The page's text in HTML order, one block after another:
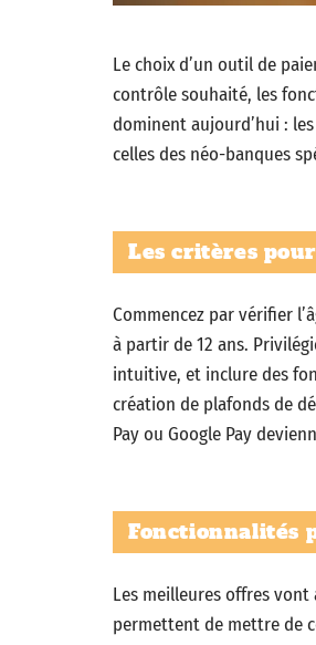
Le choix d’un outil de
contrôle souhaité, les
dominent aujourd’hui :
celles des néo-banques
Les critères
Commencez par vérifier
à partir de 12 ans.
intuitive, et inclure des
création de plafonds de
Pay ou Google Pay
Fonctionnalités
Les meilleures offres
permettent de mettre de